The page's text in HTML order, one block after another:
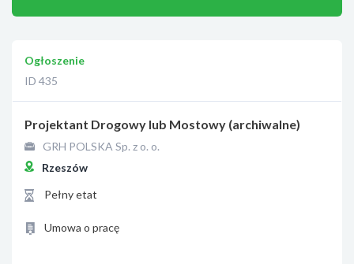
Ogłoszenie
ID 435
Projektant Drogowy lub Mostowy (archiwalne)
GRH POLSKA Sp. z o. o.
Rzeszów
Pełny etat
Umowa o pracę